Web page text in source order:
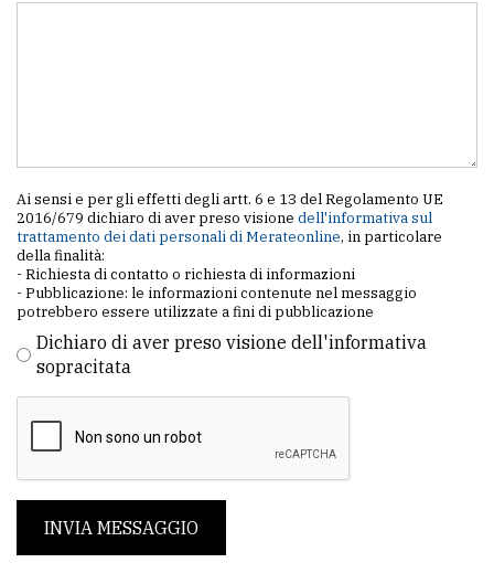
Ai sensi e per gli effetti degli artt. 6 e 13 del Regolamento UE
2016/679 dichiaro di aver preso visione dell'informativa sul
trattamento dei dati personali di Merateonline, in particolare
della finalità:
- Richiesta di contatto o richiesta di informazioni
- Pubblicazione: le informazioni contenute nel messaggio
potrebbero essere utilizzate a fini di pubblicazione
Dichiaro di aver preso visione dell'informativa
sopracitata
INVIA MESSAGGIO